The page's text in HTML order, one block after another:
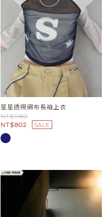
星星透視網布長袖上衣
NT$1180
NT$802
SALE